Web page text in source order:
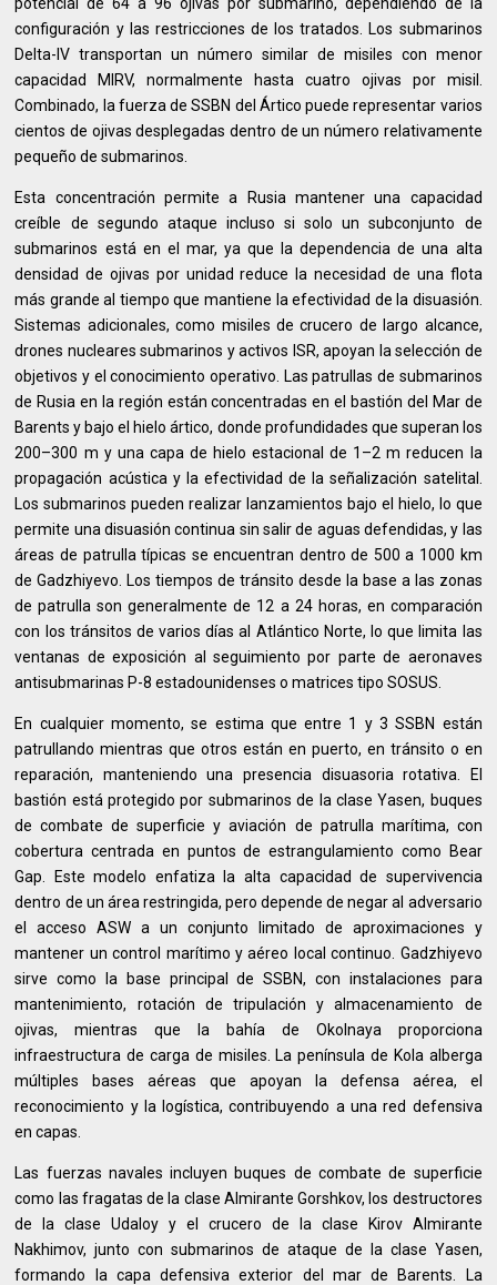
configuración y las restricciones de los tratados. Los submarinos
Delta-IV transportan un número similar de misiles con menor
capacidad MIRV, normalmente hasta cuatro ojivas por misil.
Combinado, la fuerza de SSBN del Ártico puede representar varios
cientos de ojivas desplegadas dentro de un número relativamente
pequeño de submarinos.
Esta concentración permite a Rusia mantener una capacidad
creíble de segundo ataque incluso si solo un subconjunto de
submarinos está en el mar, ya que la dependencia de una alta
densidad de ojivas por unidad reduce la necesidad de una flota
más grande al tiempo que mantiene la efectividad de la disuasión.
Sistemas adicionales, como misiles de crucero de largo alcance,
drones nucleares submarinos y activos ISR, apoyan la selección de
objetivos y el conocimiento operativo. Las patrullas de submarinos
de Rusia en la región están concentradas en el bastión del Mar de
Barents y bajo el hielo ártico, donde profundidades que superan los
200–300 m y una capa de hielo estacional de 1–2 m reducen la
propagación acústica y la efectividad de la señalización satelital.
Los submarinos pueden realizar lanzamientos bajo el hielo, lo que
permite una disuasión continua sin salir de aguas defendidas, y las
áreas de patrulla típicas se encuentran dentro de 500 a 1000 km
de Gadzhiyevo. Los tiempos de tránsito desde la base a las zonas
de patrulla son generalmente de 12 a 24 horas, en comparación
con los tránsitos de varios días al Atlántico Norte, lo que limita las
ventanas de exposición al seguimiento por parte de aeronaves
antisubmarinas P-8 estadounidenses o matrices tipo SOSUS.
En cualquier momento, se estima que entre 1 y 3 SSBN están
patrullando mientras que otros están en puerto, en tránsito o en
reparación, manteniendo una presencia disuasoria rotativa. El
bastión está protegido por submarinos de la clase Yasen, buques
de combate de superficie y aviación de patrulla marítima, con
cobertura centrada en puntos de estrangulamiento como Bear
Gap. Este modelo enfatiza la alta capacidad de supervivencia
dentro de un área restringida, pero depende de negar al adversario
el acceso ASW a un conjunto limitado de aproximaciones y
mantener un control marítimo y aéreo local continuo. Gadzhiyevo
sirve como la base principal de SSBN, con instalaciones para
mantenimiento, rotación de tripulación y almacenamiento de
ojivas, mientras que la bahía de Okolnaya proporciona
infraestructura de carga de misiles. La península de Kola alberga
múltiples bases aéreas que apoyan la defensa aérea, el
reconocimiento y la logística, contribuyendo a una red defensiva
en capas.
Las fuerzas navales incluyen buques de combate de superficie
como las fragatas de la clase Almirante Gorshkov, los destructores
de la clase Udaloy y el crucero de la clase Kirov Almirante
Nakhimov, junto con submarinos de ataque de la clase Yasen,
formando la capa defensiva exterior del mar de Barents. La